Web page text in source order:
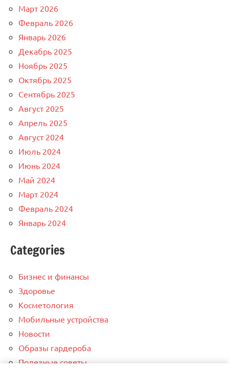
Март 2026
Февраль 2026
Январь 2026
Декабрь 2025
Ноябрь 2025
Октябрь 2025
Сентябрь 2025
Август 2025
Апрель 2025
Август 2024
Июль 2024
Июнь 2024
Май 2024
Март 2024
Февраль 2024
Январь 2024
Categories
Бизнес и финансы
Здоровье
Косметология
Мобильные устройства
Новости
Образы гардероба
Полезные советы